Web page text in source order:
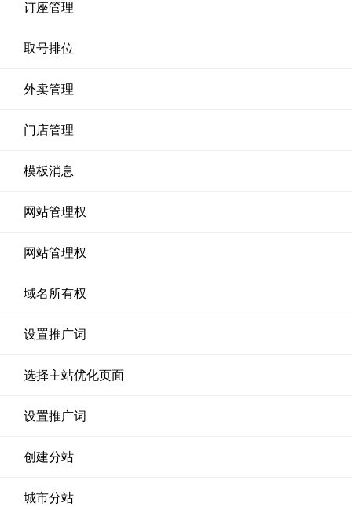
订座管理
取号排位
外卖管理
门店管理
模板消息
网站管理权
网站管理权
域名所有权
设置推广词
选择主站优化页面
设置推广词
创建分站
城市分站